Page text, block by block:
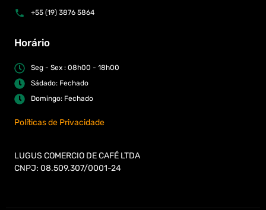
+55 (19) 3876 5864
Horário
Seg - Sex : 08h00 - 18h00
Sádado: Fechado
Domingo: Fechado
Políticas de Privacidade
LUGUS COMERCIO DE CAFÉ LTDA
CNPJ: 08.509.307/0001-24